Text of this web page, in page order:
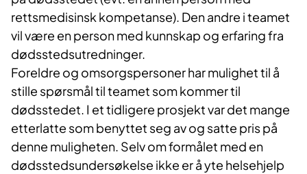
rettsmedisinsk kompetanse). Den andre i teamet
vil være en person med kunnskap og erfaring fra
dødsstedsutredninger.
Foreldre og omsorgspersoner har mulighet til å
stille spørsmål til teamet som kommer til
dødsstedet. I et tidligere prosjekt var det mange
etterlatte som benyttet seg av og satte pris på
denne muligheten. Selv om formålet med en
dødsstedsundersøkelse ikke er å yte helsehjelp